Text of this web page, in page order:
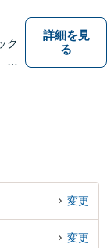
ク
詳細を見
る
変更
変更